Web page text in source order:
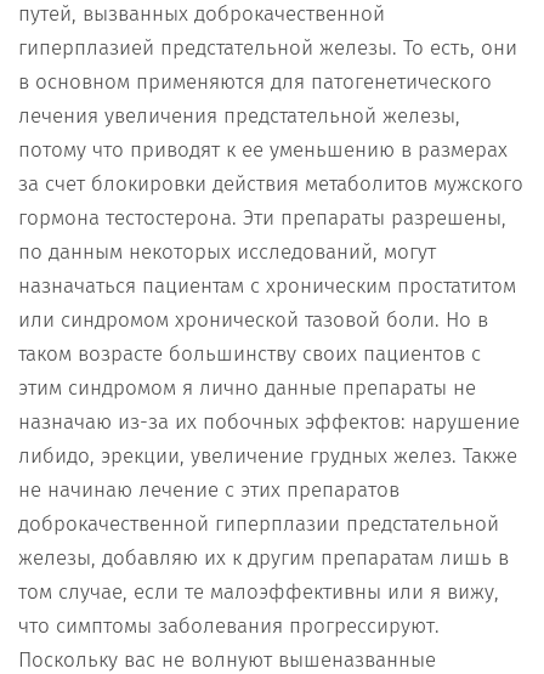
путей, вызванных доброкачественной
гиперплазией предстательной железы. То есть, они
в основном применяются для патогенетического
лечения увеличения предстательной железы,
потому что приводят к ее уменьшению в размерах
за счет блокировки действия метаболитов мужского
гормона тестостерона. Эти препараты разрешены,
по данным некоторых исследований, могут
назначаться пациентам с хроническим простатитом
или синдромом хронической тазовой боли. Но в
таком возрасте большинству своих пациентов с
этим синдромом я лично данные препараты не
назначаю из-за их побочных эффектов: нарушение
либидо, эрекции, увеличение грудных желез. Также
не начинаю лечение с этих препаратов
доброкачественной гиперплазии предстательной
железы, добавляю их к другим препаратам лишь в
том случае, если те малоэффективны или я вижу,
что симптомы заболевания прогрессируют.
Поскольку вас не волнуют вышеназванные